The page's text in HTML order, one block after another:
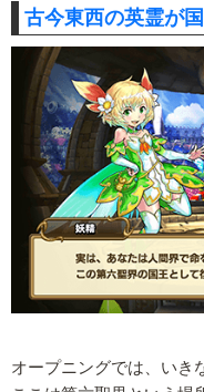
古今東西の英霊が
オープニングでは、いき